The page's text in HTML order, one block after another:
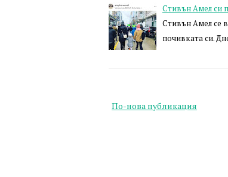
Стивън Амел си
Стивън Амел се
почивката си.
По-нова публикация